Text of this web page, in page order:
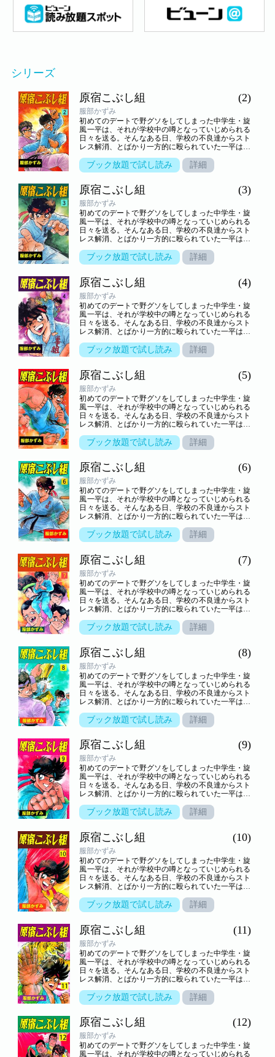
シリーズ
原宿こぶし組
(2)
服部かずみ
初めてのデートで野グソをしてしまった中学生・旋
風一平は、それが学校中の噂となっていじめられる
日々を送る。そんなある日、学校の不良達からスト
レス解消、とばかり一方的に殴られていた一平は、
端鯉作と、幼稚園児・乱子と出会い……！？いじめ
られっ子の一平が拳法の修業に励んで強くなり、さ
が成長していく姿を描いた青春熱血格闘アクション
巨編！
ブック放題で試し読み 詳細
原宿こぶし組 (3)
服部かずみ
初めてのデートで野グソをしてしまった中学生・旋
風一平は、それが学校中の噂となっていじめられる
日々を送る。そんなある日、学校の不良達からスト
レス解消、とばかり一方的に殴られていた一平は、
端鯉作と、幼稚園児・乱子と出会い……！？いじめ
られっ子の一平が拳法の修業に励んで強くなり、さ
が成長していく姿を描いた青春熱血格闘アクション
巨編！
ブック放題で試し読み 詳細
原宿こぶし組 (4)
服部かずみ
初めてのデートで野グソをしてしまった中学生・旋
風一平は、それが学校中の噂となっていじめられる
日々を送る。そんなある日、学校の不良達からスト
レス解消、とばかり一方的に殴られていた一平は、
端鯉作と、幼稚園児・乱子と出会い……！？いじめ
られっ子の一平が拳法の修業に励んで強くなり、さ
が成長していく姿を描いた青春熱血格闘アクション
巨編！
ブック放題で試し読み 詳細
原宿こぶし組 (5)
服部かずみ
初めてのデートで野グソをしてしまった中学生・旋
風一平は、それが学校中の噂となっていじめられる
日々を送る。そんなある日、学校の不良達からスト
レス解消、とばかり一方的に殴られていた一平は、
端鯉作と、幼稚園児・乱子と出会い……！？いじめ
られっ子の一平が拳法の修業に励んで強くなり、さ
が成長していく姿を描いた青春熱血格闘アクション
巨編！
ブック放題で試し読み 詳細
原宿こぶし組 (6)
服部かずみ
初めてのデートで野グソをしてしまった中学生・旋
風一平は、それが学校中の噂となっていじめられる
日々を送る。そんなある日、学校の不良達からスト
レス解消、とばかり一方的に殴られていた一平は、
端鯉作と、幼稚園児・乱子と出会い……！？いじめ
られっ子の一平が拳法の修業に励んで強くなり、さ
が成長していく姿を描いた青春熱血格闘アクション
巨編！
ブック放題で試し読み 詳細
原宿こぶし組 (7)
服部かずみ
初めてのデートで野グソをしてしまった中学生・旋
風一平は、それが学校中の噂となっていじめられる
日々を送る。そんなある日、学校の不良達からスト
レス解消、とばかり一方的に殴られていた一平は、
端鯉作と、幼稚園児・乱子と出会い……！？いじめ
られっ子の一平が拳法の修業に励んで強くなり、さ
が成長していく姿を描いた青春熱血格闘アクション
巨編！
ブック放題で試し読み 詳細
原宿こぶし組 (8)
服部かずみ
初めてのデートで野グソをしてしまった中学生・旋
風一平は、それが学校中の噂となっていじめられる
日々を送る。そんなある日、学校の不良達からスト
レス解消、とばかり一方的に殴られていた一平は、
端鯉作と、幼稚園児・乱子と出会い……！？いじめ
られっ子の一平が拳法の修業に励んで強くなり、さ
が成長していく姿を描いた青春熱血格闘アクション
巨編！
ブック放題で試し読み 詳細
原宿こぶし組 (9)
服部かずみ
初めてのデートで野グソをしてしまった中学生・旋
風一平は、それが学校中の噂となっていじめられる
日々を送る。そんなある日、学校の不良達からスト
レス解消、とばかり一方的に殴られていた一平は、
端鯉作と、幼稚園児・乱子と出会い……！？いじめ
られっ子の一平が拳法の修業に励んで強くなり、さ
が成長していく姿を描いた青春熱血格闘アクション
巨編！
ブック放題で試し読み 詳細
原宿こぶし組 (10)
服部かずみ
初めてのデートで野グソをしてしまった中学生・旋
風一平は、それが学校中の噂となっていじめられる
日々を送る。そんなある日、学校の不良達からスト
レス解消、とばかり一方的に殴られていた一平は、
端鯉作と、幼稚園児・乱子と出会い……！？いじめ
られっ子の一平が拳法の修業に励んで強くなり、さ
が成長していく姿を描いた青春熱血格闘アクション
巨編！
ブック放題で試し読み 詳細
原宿こぶし組 (11)
服部かずみ
初めてのデートで野グソをしてしまった中学生・旋
風一平は、それが学校中の噂となっていじめられる
日々を送る。そんなある日、学校の不良達からスト
レス解消、とばかり一方的に殴られていた一平は、
端鯉作と、幼稚園児・乱子と出会い……！？いじめ
られっ子の一平が拳法の修業に励んで強くなり、さ
が成長していく姿を描いた青春熱血格闘アクション
巨編！
ブック放題で試し読み 詳細
原宿こぶし組 (12)
服部かずみ
初めてのデートで野グソをしてしまった中学生・旋
風一平は、それが学校中の噂となっていじめられる